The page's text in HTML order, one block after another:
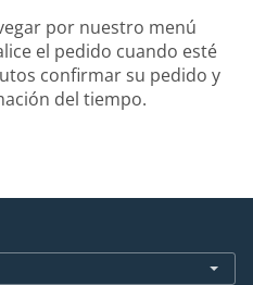
por nuestro menú
el pedido cuando esté
confirmar su pedido y
del tiempo.